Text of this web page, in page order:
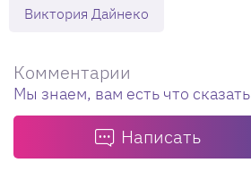
Виктория Дайнеко
Комментарии
Мы знаем, вам есть что
Написать